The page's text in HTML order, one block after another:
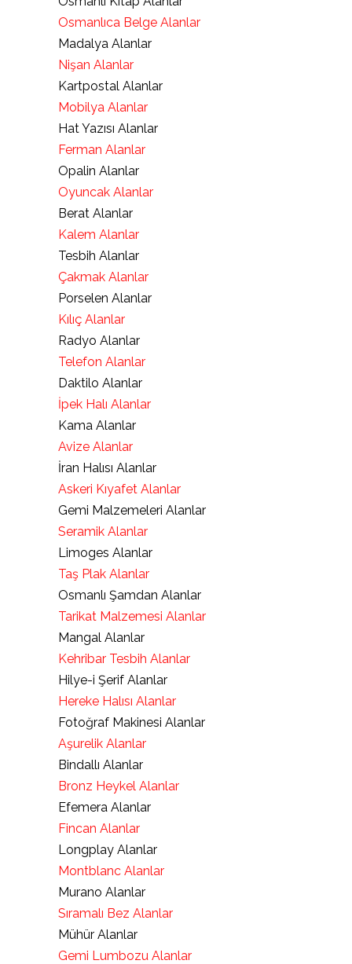
Osmanlıca Belge Alanlar
Madalya Alanlar
Nişan Alanlar
Kartpostal Alanlar
Mobilya Alanlar
Hat Yazısı Alanlar
Ferman Alanlar
Opalin Alanlar
Oyuncak Alanlar
Berat Alanlar
Kalem Alanlar
Tesbih Alanlar
Çakmak Alanlar
Porselen Alanlar
Kılıç Alanlar
Radyo Alanlar
Telefon Alanlar
Daktilo Alanlar
İpek Halı Alanlar
Kama Alanlar
Avize Alanlar
İran Halısı Alanlar
Askeri Kıyafet Alanlar
Gemi Malzemeleri Alanlar
Seramik Alanlar
Limoges Alanlar
Taş Plak Alanlar
Osmanlı Şamdan Alanlar
Tarikat Malzemesi Alanlar
Mangal Alanlar
Kehribar Tesbih Alanlar
Hilye-i Şerif Alanlar
Hereke Halısı Alanlar
Fotoğraf Makinesi Alanlar
Aşurelik Alanlar
Bindallı Alanlar
Bronz Heykel Alanlar
Efemera Alanlar
Fincan Alanlar
Longplay Alanlar
Montblanc Alanlar
Murano Alanlar
Sıramalı Bez Alanlar
Mühür Alanlar
Gemi Lumbozu Alanlar